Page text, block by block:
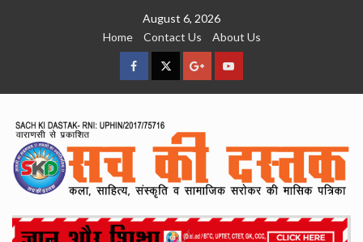
August 6, 2026
Home
Contact Us About Us
facebookTwitterGoogleYouTube